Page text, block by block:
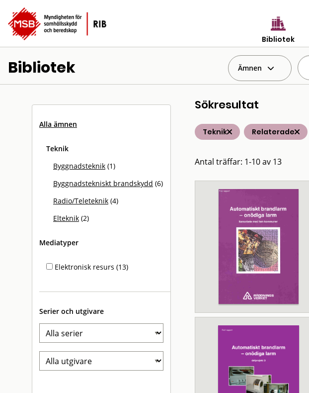
Bibliotek
Bibliotek Ämnen
Alla ämnen
Teknik
Byggnadsteknik (1)
Byggnadstekniskt brandskydd (6)
Radio/Teleteknik (4)
Elteknik (2)
Mediatyper
Elektronisk resurs (13)
Serier och utgivare
Sökresultat
Teknik Relaterade
Antal träffar: 1-10 av 13